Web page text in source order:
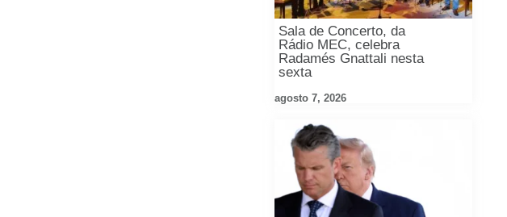
Sala de Concerto, da
Rádio MEC, celebra
Radamés Gnattali nesta
sexta
agosto 7, 2026